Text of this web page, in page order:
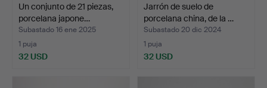
Un conjunto de 21 piezas,
porcelana japone…
Subastado 16 ene 2025
1 puja
32 USD
Jarrón de suelo de
porcelana china, de la …
Subastado 20 dic 2024
1 puja
32 USD